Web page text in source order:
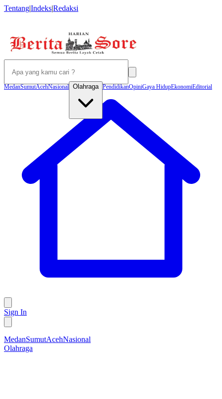
Tentang|Indeks|Redaksi
MedanSumutAcehNasional Olahraga PendidikanOpiniGaya HidupEkonomiEditorial
Sign In
MedanSumutAcehNasional
Olahraga